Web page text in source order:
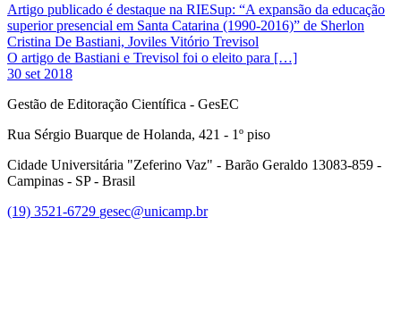
Artigo publicado é destaque na RIESup: “A expansão da educação
superior presencial em Santa Catarina (1990-2016)” de Sherlon
Cristina De Bastiani, Joviles Vitório Trevisol
O artigo de Bastiani e Trevisol foi o eleito para […]
30 set 2018
Gestão de Editoração Científica - GesEC
Rua Sérgio Buarque de Holanda, 421 - 1º piso
Cidade Universitária "Zeferino Vaz" - Barão Geraldo 13083-859 -
Campinas - SP - Brasil
(19) 3521-6729 gesec@unicamp.br